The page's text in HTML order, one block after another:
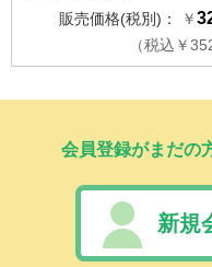
販売価格(税別)： ￥
（税込 ￥
会員登録がまだの
新規